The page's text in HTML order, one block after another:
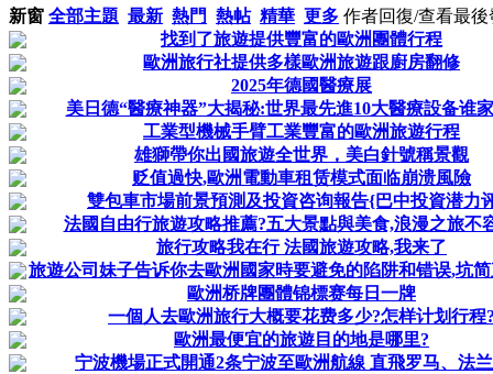
新窗 全部主題 最新 熱門 熱帖 精華 更多 作者回復/查看最後
找到了旅遊提供豐富的歐洲團體行程
歐洲旅行社提供多樣歐洲旅遊跟廚房翻修
2025年德國醫療展
美日德“醫療神器”大揭秘:世界最先進10大醫療設备谁
工業型機械手臂工業豐富的歐洲旅遊行程
雄獅帶你出國旅遊全世界，美白針號稱景觀
贬值過快,歐洲電動車租赁模式面临崩溃風險
雙包車市場前景預測及投資咨询報告{巴中投資潜力
法國自由行旅遊攻略推薦?五大景點與美食,浪漫之旅不
旅行攻略我在行 法國旅遊攻略,我来了
旅遊公司妹子告诉你去歐洲國家時要避免的陷阱和错误,坑
歐洲桥牌團體锦標赛每日一牌
一個人去歐洲旅行大概要花费多少?怎样计划行程
歐洲最便宜的旅遊目的地是哪里?
宁波機場正式開通2条宁波至歐洲航線 直飛罗马、法